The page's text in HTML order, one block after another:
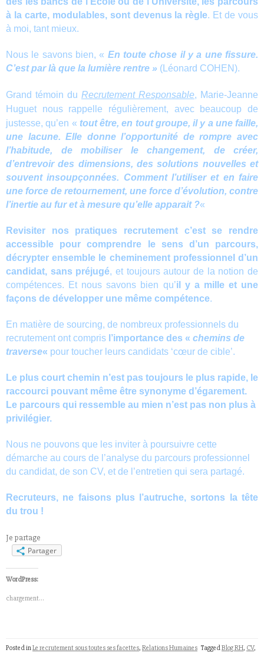
à la carte, modulables, sont devenus la règle. Et de vous
à moi, tant mieux.
Nous le savons bien, « En toute chose il y a une fissure.
C’est par là que la lumière rentre » (Léonard COHEN).
Grand témoin du Recrutement Responsable, Marie-Jeanne
Huguet nous rappelle régulièrement, avec beaucoup de
justesse, qu’en « tout être, en tout groupe, il y a une faille,
une lacune. Elle donne l’opportunité de rompre avec
l’habitude, de mobiliser le changement, de créer,
d’entrevoir des dimensions, des solutions nouvelles et
souvent insoupçonnées. Comment l’utiliser et en faire
une force de retournement, une force d’évolution, contre
l’inertie au fur et à mesure qu’elle apparait ?«
Revisiter nos pratiques recrutement c’est se rendre
accessible pour comprendre le sens d’un parcours,
décrypter ensemble le cheminement professionnel d’un
candidat, sans préjugé, et toujours autour de la notion de
compétences. Et nous savons bien qu’il y a mille et une
façons de développer une même compétence.
En matière de sourcing, de nombreux professionnels du
recrutement ont compris l’importance des « chemins de
traverse« pour toucher leurs candidats ‘cœur de cible’.
Le plus court chemin n’est pas toujours le plus rapide, le
raccourci pouvant même être synonyme d’égarement.
Le parcours qui ressemble au mien n’est pas non plus à
privilégier.
Nous ne pouvons que les inviter à poursuivre cette
démarche au cours de l’analyse du parcours professionnel
du candidat, de son CV, et de l’entretien qui sera partagé.
Recruteurs, ne faisons plus l’autruche, sortons la tête
du trou !
Je partage
Partager
WordPress:
chargement…
Posted inLe recrutement sous toutes ses facettes, Relations Humaines TaggedBlog RH, CV,